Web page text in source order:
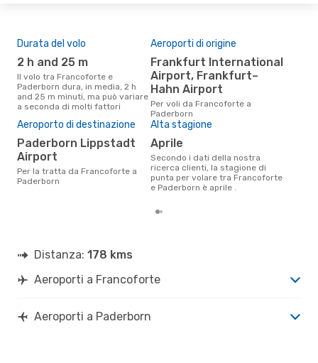
Durata del volo
2 h and 25 m
Il volo tra Francoforte e
Paderborn dura, in media, 2 h
and 25 m minuti, ma può variare
a seconda di molti fattori
Aeroporti di origine
Frankfurt International
Airport, Frankfurt–
Hahn Airport
Per voli da Francoforte a
Paderborn
Aeroporto di destinazione
Paderborn Lippstadt
Airport
Per la tratta da Francoforte a
Paderborn
Alta stagione
aprile
Secondo i dati della nostra
ricerca clienti, la stagione di
punta per volare tra Francoforte
e Paderborn è aprile .
Distanza: 178 kms
Aeroporti a Francoforte
Aeroporti a Paderborn